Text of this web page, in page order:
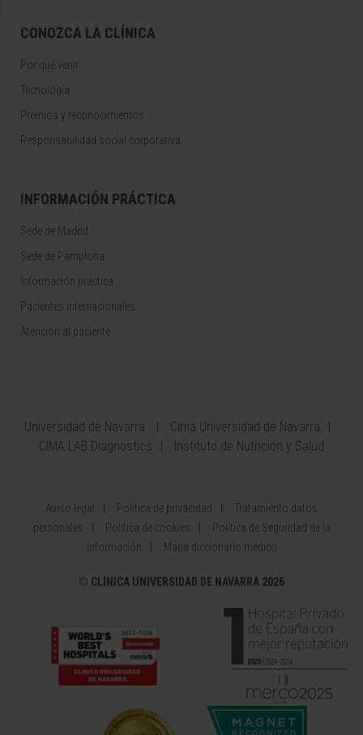
CONOZCA LA CLÍNICA
Por qué venir
Tecnología
Premios y reconocimientos
Responsabilidad social corporativa
INFORMACIÓN PRÁCTICA
Sede de Madrid
Sede de Pamplona
Información práctica
Pacientes internacionales
Atención al paciente
Universidad de Navarra
Cima Universidad de Navarra
CIMA LAB Diagnostics
Instituto de Nutrición y Salud
Aviso legal Política de privacidad
Tratamiento datos
personales
Política de cookies
Política de Seguridad de la
Información
Mapa diccionario médico
© CLÍNICA UNIVERSIDAD DE NAVARRA 2026